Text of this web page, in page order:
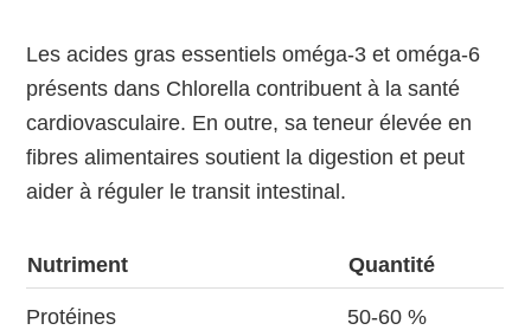
Les acides gras essentiels oméga-3 et oméga-6
présents dans Chlorella contribuent à la santé
cardiovasculaire. En outre, sa teneur élevée en
fibres alimentaires soutient la digestion et peut
aider à réguler le transit intestinal.
Nutriment Quantité
Protéines 50-60 %